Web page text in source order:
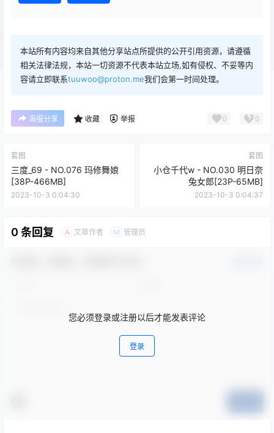
本站所有内容均来自其他分享站点所提供的公开引用资源，请遵循
相关法律法规，本站一切资源不代表本站立场,如有侵权、不妥等内
容请立即联系tuuwoo@proton.me我们会第一时间处理。
海报分享 收藏 举报 0 0
套图
三度_69 - NO.076 玛修舞娘
[38P-466MB]
2023-10-3 0:04:30
套图
小仓千代w - NO.030 明日奈
兔女郎[23P-65MB]
2023-10-3 0:04:37
0 条回复 A 文章作者 M 管理员
您必须登录或注册以后才能发表评论
登录